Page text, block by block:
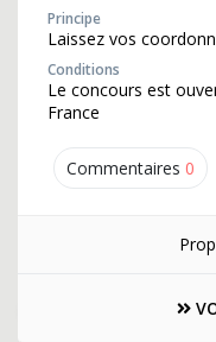
Commentaires 0
Principe
Laissez vos
Conditions
Le concours est
France